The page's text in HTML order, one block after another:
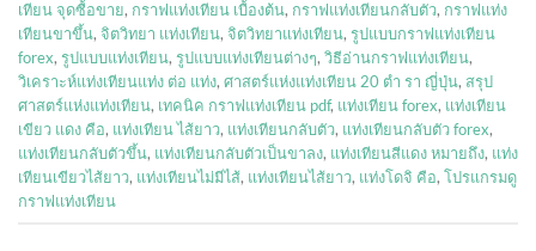
เทียน จุดซื้อขาย, กราฟแท่งเทียน เบื้องต้น, กราฟแท่งเทียนกลับตัว, กราฟแท่ง
เทียนขาขึ้น, จิตวิทยา แท่งเทียน, จิตวิทยาแท่งเทียน, รูปแบบกราฟแท่งเทียน
forex, รูปแบบแท่งเทียน, รูปแบบแท่งเทียนต่างๆ, วิธีอ่านกราฟแท่งเทียน,
วิเคราะห์แท่งเทียนแท่ง ต่อ แท่ง, ศาสตร์แห่งแท่งเทียน 20 ตํา รา ญี่ปุ่น, สรุป
ศาสตร์แห่งแท่งเทียน, เทคนิค กราฟแท่งเทียน pdf, แท่งเทียน forex, แท่งเทียน
เขียว แดง คือ, แท่งเทียน ไส้ยาว, แท่งเทียนกลับตัว, แท่งเทียนกลับตัว forex,
แท่งเทียนกลับตัวขึ้น, แท่งเทียนกลับตัวเป็นขาลง, แท่งเทียนสีแดง หมายถึง, แท่ง
เทียนเขียวไส้ยาว, แท่งเทียนไม่มีไส้, แท่งเทียนไส้ยาว, แท่งโดจิ คือ, โปรแกรมดู
กราฟแท่งเทียน